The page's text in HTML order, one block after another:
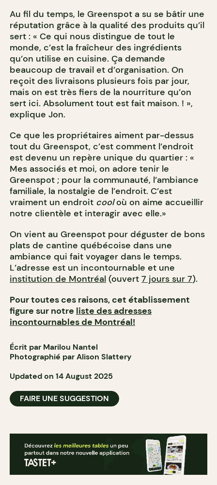
Au fil du temps, le Greenspot a su se bâtir une
réputation grâce à la qualité des produits qu’il
sert : « Ce qui nous distingue de tout le
monde, c’est la fraîcheur des ingrédients
qu’on utilise en cuisine. Ça demande
beaucoup de travail et d’organisation. On
reçoit des livraisons plusieurs fois par jour,
mais on est très fiers de la nourriture qu’on
sert ici. Absolument tout est fait maison. ! »,
explique Jon.
Ce que les propriétaires aiment par-dessus
tout du Greenspot, c’est comment l’endroit
est devenu un repère unique du quartier : «
Mes associés et moi, on adore tenir le
Greenspot ; pour la communauté, l’ambiance
familiale, la nostalgie de l’endroit. C’est
vraiment un endroit cooloù on aime accueillir
notre clientèle et interagir avec elle.»
On vient au Greenspot pour déguster de bons
plats de cantine québécoise dans une
ambiance qui fait voyager dans le temps.
L’adresse est un incontournable et une
institution de Montréal (ouvert 7 jours sur 7).
Pour toutes ces raisons, cet établissement
figure sur notre liste des adresses
incontournables de Montréal!
Écrit par Marilou Nantel
Photographié par Alison Slattery
Updated on 14 August 2025
FAIRE UNE SUGGESTION